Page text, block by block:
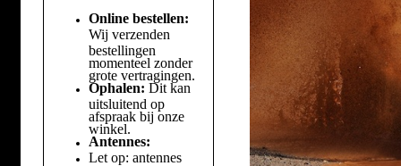
Online bestellen:
Wij verzenden
bestellingen
momenteel zonder
grote vertragingen.
Ophalen: Dit kan
uitsluitend op
afspraak bij onze
winkel.
Antennes:
Let op: antennes